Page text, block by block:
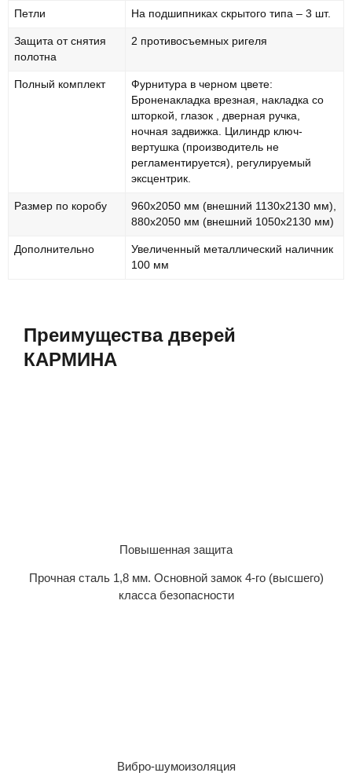
Петли На подшипниках скрытого типа – 3 шт.
Защита от снятия
полотна
2 противосъемных ригеля
Полный комплект
Фурнитура в черном цвете:
Броненакладка врезная, накладка со
шторкой, глазок , дверная ручка,
ночная задвижка. Цилиндр ключ-
вертушка (производитель не
регламентируется), регулируемый
эксцентрик.
Размер по коробу
960х2050 мм (внешний 1130х2130 мм),
880х2050 мм (внешний 1050х2130 мм)
Дополнительно
Увеличенный металлический наличник
100 мм
Преимущества дверей
КАРМИНА
Повышенная защита
Прочная сталь 1,8 мм. Основной замок 4-го (высшего)
класса безопасности
Вибро-шумоизоляция